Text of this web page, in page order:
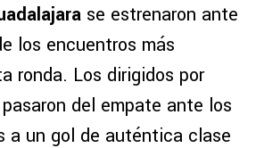
se estrenaron ante
los encuentros más
ronda. Los dirigidos por
del empate ante los
a un gol de auténtica clase